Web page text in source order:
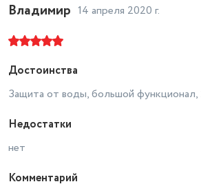
Владимир 14 апреля 2020 г.
Достоинства
Защита от воды, большой функционал,
Недостатки
нет
Комментарий